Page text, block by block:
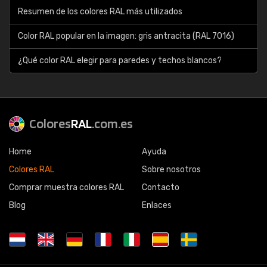
Resumen de los colores RAL más utilizados
Color RAL popular en la imagen: gris antracita (RAL 7016)
¿Qué color RAL elegir para paredes y techos blancos?
ColoresRAL.com.es
Home
Colores RAL
Comprar muestra colores RAL
Blog
Ayuda
Sobre nosotros
Contacto
Enlaces